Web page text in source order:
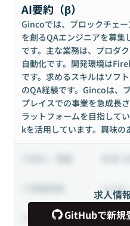
AI要約（β）
Gincoでは、ブロックチェ
を創るQAエンジニアを募
です。主な業務は、プロダ
自動化です。開発環境は
です。求めるスキルはソフ
のQA経験です。Gincoは、
プレイスでの事業を急成長
ラットフォームを目指して
kを活用しています。興味の
求人情
GitHubで新規
12:00
雇用形態 正社員